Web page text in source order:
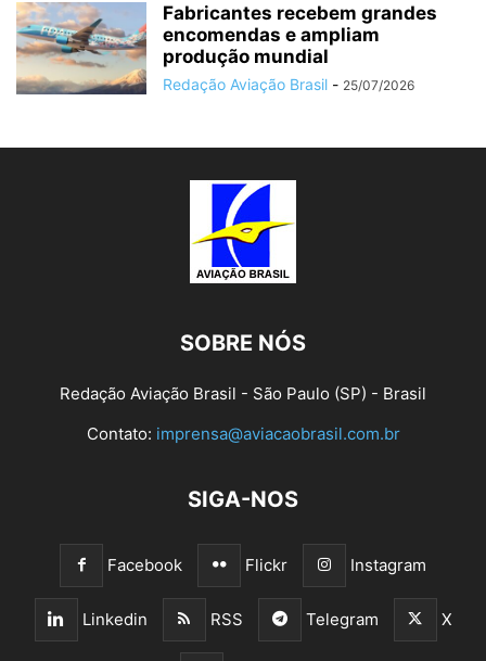
Fabricantes recebem grandes
encomendas e ampliam
produção mundial
Redação Aviação Brasil - 25/07/2026
SOBRE NÓS
Redação Aviação Brasil - São Paulo (SP) - Brasil
Contato: imprensa@aviacaobrasil.com.br
SIGA-NOS
Facebook Flickr Instagram
Linkedin RSS Telegram X